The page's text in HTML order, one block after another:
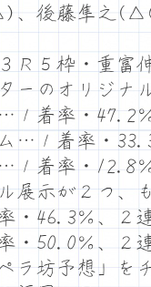
、後藤隼之
Ｒ５枠・重富
ーのオリジナ
１着率・47.2
…１着率・
１着率・12.8
展示が２つ、
・46.3％、２
・50.0％、２
ラ坊予想」を